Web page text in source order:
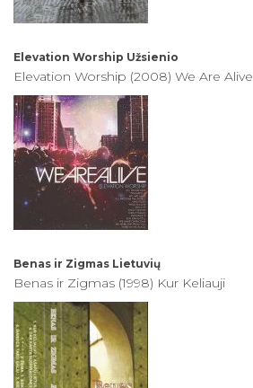
Elevation Worship Užsienio
Elevation Worship (2008) We Are Alive
Benas ir Zigmas Lietuvių
Benas ir Zigmas (1998) Kur Keliauji